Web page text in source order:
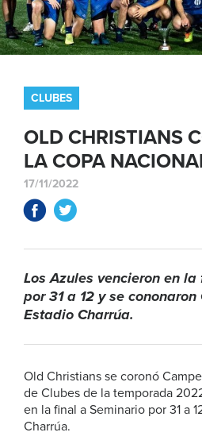
CLUBES
OLD CHRISTIANS
LA COPA
17/11/2022
Los Azules vencieron en
por 31 a 12 y se
Estadio Charrúa.
Old Christians se coronó
de Clubes de la temporada
en la final a Seminario por 31 a
Charrúa.